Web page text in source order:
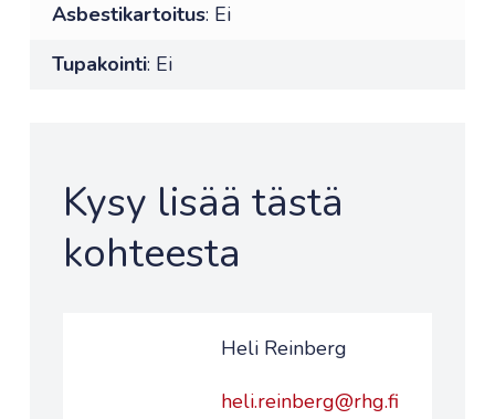
Asbestikartoitus: Ei
Tupakointi: Ei
Kysy lisää tästä
kohteesta
Heli Reinberg
heli.reinberg@rhg.fi